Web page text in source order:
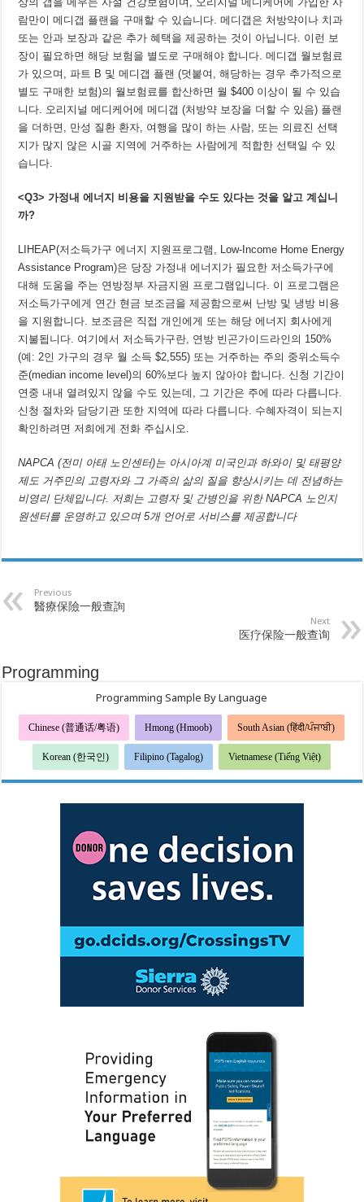
람만이 메디갭 플랜을 구매할 수 있습니다. 메디갭은 처방약이나 치과
또는 안과 보장과 같은 추가 혜택을 제공하는 것이 아닙니다. 이런 보
장이 필요하면 해당 보험을 별도로 구매해야 합니다. 메디갭 월보험료
가 있으며, 파트 B 및 메디갭 플랜 (덧붙여, 해당하는 경우 추가적으로
별도 구매한 보험)의 월보험료를 합산하면 월 $400 이상이 될 수 있습
니다. 오리지널 메디케어에 메디갭 (처방약 보장을 더할 수 있음) 플랜
을 더하면, 만성 질환 환자, 여행을 많이 하는 사람, 또는 의료진 선택
지가 많지 않은 시골 지역에 거주하는 사람에게 적합한 선택일 수 있
습니다.
<Q3>가정내 에너지 비용을 지원받을 수도 있다는 것을 알고 계십니
까?
LIHEAP(저소득가구 에너지 지원프로그램, Low-Income Home Energy
Assistance Program)은 당장 가정내 에너지가 필요한 저소득가구에
대해 도움을 주는 연방정부 자금지원 프로그램입니다. 이 프로그램은
저소득가구에게 연간 현금 보조금을 제공함으로써 난방 및 냉방 비용
을 지원합니다. 보조금은 직접 개인에게 또는 해당 에너지 회사에게
지불됩니다. 여기에서 저소득가구란, 연방 빈곤가이드라인의 150%
(예: 2인 가구의 경우 월 소득 $2,555) 또는 거주하는 주의 중위소득수
준(median income level)의 60%보다 높지 않아야 합니다. 신청 기간이
연중 내내 열려있지 않을 수도 있는데, 그 기간은 주에 따라 다릅니다.
신청 절차와 담당기관 또한 지역에 따라 다릅니다. 수혜자격이 되는지
확인하려면 저희에게 전화 주십시오.
NAPCA (전미 아태 노인센터)는 아시아계 미국인과 하와이 및 태평양
제도 거주민의 고령자와 그 가족의 삶의 질을 향상시키는 데 전념하는
비영리 단체입니다. 저희는 고령자 및 간병인을 위한 NAPCA 노인지
원센터를 운영하고 있으며 5개 언어로 서비스를 제공합니다
Previous
醫療保險一般查詢
Next
医疗保险一般查询
Programming
Programming Sample By Language
Chinese (普通话/粤语) Hmong (Hmoob) South Asian (हिंदी/ਪੰਜਾਬੀ)
Korean (한국인) Filipino (Tagalog) Vietnamese (Tiếng Việt)